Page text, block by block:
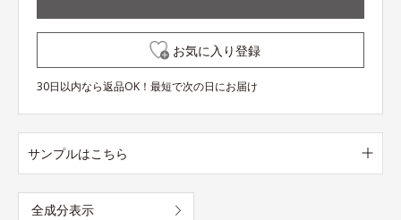
お気に入り登録
30日以内なら返品OK！最短で次の日にお届け
サンプルはこちら
全成分表示